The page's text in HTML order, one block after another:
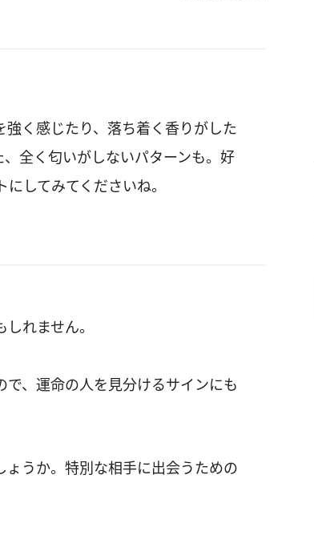
く感じたり、落ち着く香りがした
全く匂いがしないパターンも。好
してみてくださいね。
れません。
、運命の人を見分けるサインにも
うか。特別な相手に出会うための